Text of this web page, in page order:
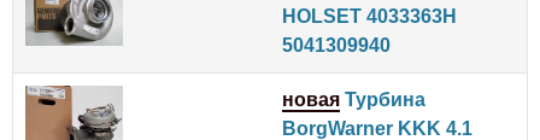
HOLSET 4033363H
5041309940
новая Турбина
BorgWarner KKK 4.1